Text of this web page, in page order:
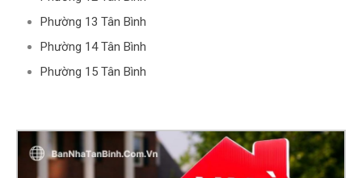
Phường 13 Tân Bình
Phường 14 Tân Bình
Phường 15 Tân Bình